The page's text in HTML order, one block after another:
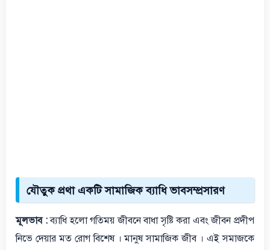
যৌতুক প্রথা একটি সামাজিক ব্যাধি ভাবসম্প্রসারণ
মূলভাব :ব্যাধি হলো গতিময় জীবনে বাধা সৃষ্টি করা এবং জীবন প্রদীপ
নিভে দেয়ার মত রোগ বিশেষ । মানুষ সামাজিক জীব । এই সমাজকে